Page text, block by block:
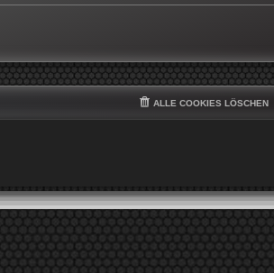
ALLE COOKIES LÖSCHEN